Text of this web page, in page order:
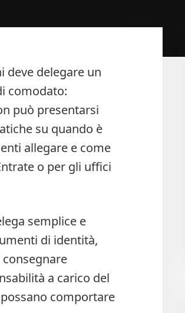
deve delegare un
comodato:
può presentarsi
su quando è
allegare e come
o per gli uffici
semplice e
di identità,
a carico del
comportare